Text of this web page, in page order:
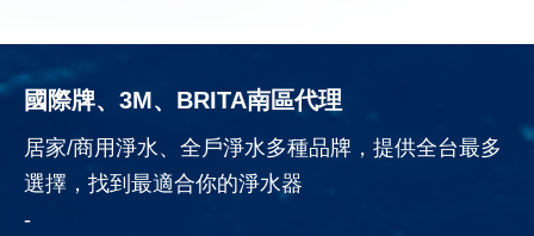
國際牌、3M、BRITA南區代理
居家/商用淨水、全戶淨水多種品牌，提供全台最多
選擇，找到最適合你的淨水器
-